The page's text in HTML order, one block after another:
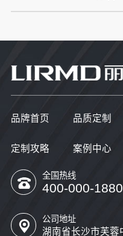
品牌首页 品质定制
定制攻略 案例中心
全国热线
400-000-1880
公司地址
湖南省长沙市芙蓉